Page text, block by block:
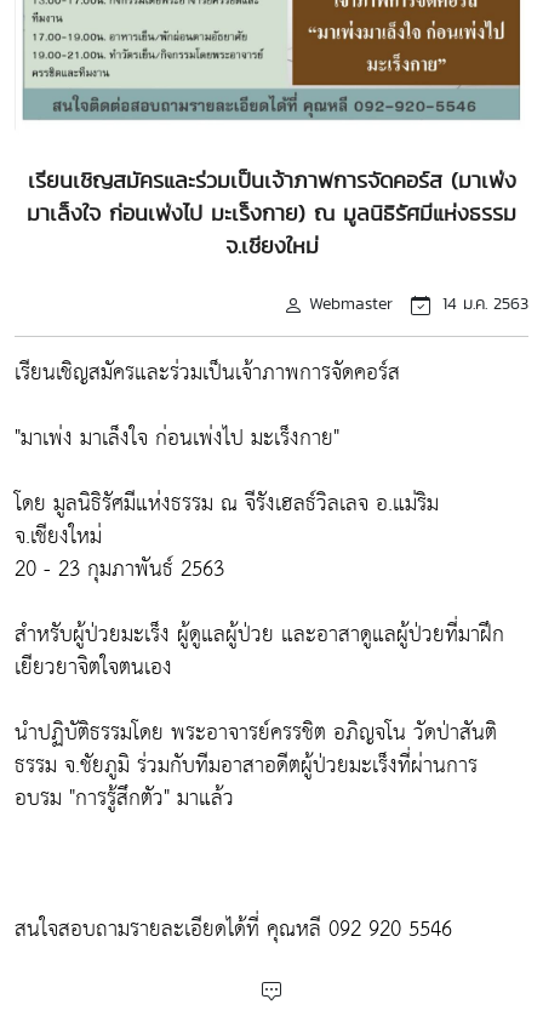
เรียนเชิญสมัครและร่วมเป็นเจ้าภาพการจัดคอร์ส (มาเพ่ง
มาเล็งใจ ก่อนเพ่งไป มะเร็งกาย) ณ มูลนิธิรัศมีแห่งธรรม
จ.เชียงใหม่
Webmaster 14 ม.ค. 2563
เรียนเชิญสมัครและร่วมเป็นเจ้าภาพการจัดคอร์ส
"มาเพ่ง มาเล็งใจ ก่อนเพ่งไป มะเร็งกาย"
โดย มูลนิธิรัศมีแห่งธรรม ณ จีรังเฮลธ์วิลเลจ อ.แม่ริม
จ.เชียงใหม่
20 - 23 กุมภาพันธ์ 2563
สำหรับผู้ป่วยมะเร็ง ผู้ดูแลผู้ป่วย และอาสาดูแลผู้ป่วยที่มาฝึก
เยียวยาจิตใจตนเอง
นำปฏิบัติธรรมโดย พระอาจารย์ครรชิต อภิญจโน วัดป่าสันติ
ธรรม จ.ชัยภูมิ ร่วมกับทีมอาสาอดีตผู้ป่วยมะเร็งที่ผ่านการ
อบรม "การรู้สึกตัว" มาแล้ว
สนใจสอบถามรายละเอียดได้ที่ คุณหลี 092 920 5546